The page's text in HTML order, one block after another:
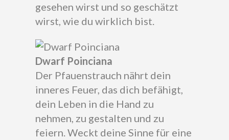
gesehen wirst und so geschätzt
wirst, wie du wirklich bist.
Dwarf Poinciana
Der Pfauenstrauch nährt dein
inneres Feuer, das dich befähigt,
dein Leben in die Hand zu
nehmen, zu gestalten und zu
feiern. Weckt deine Sinne für eine